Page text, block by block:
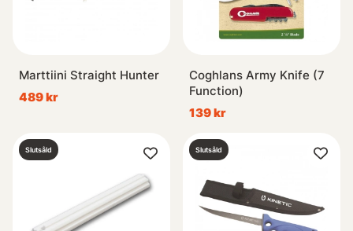
Marttiini Straight Hunter
489 kr
Coghlans Army Knife (7
Function)
139 kr
Slutsåld Slutsåld